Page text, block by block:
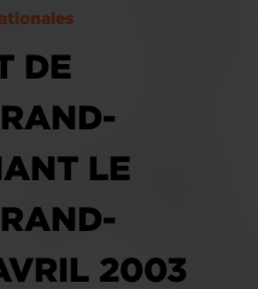
DE
LE
2003